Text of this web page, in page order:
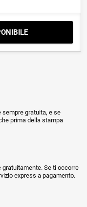
sempre gratuita, e se
prima della stampa
Se ti occorre
express a pagamento.